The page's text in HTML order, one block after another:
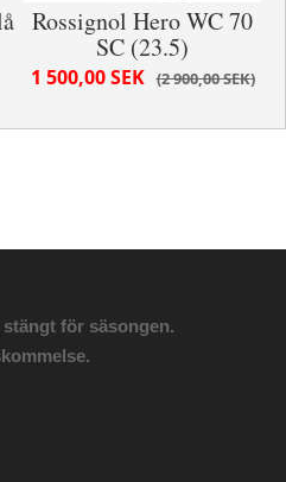
Rossignol Hero WC 70
SC (23.5)
2 900,00 SEK
1 500,00 SEK
för säsongen.